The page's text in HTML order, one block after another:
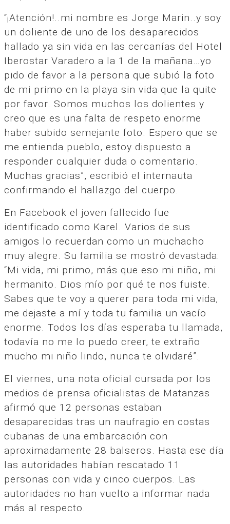
“¡Atención!..mi nombre es Jorge Marin..y soy
un doliente de uno de los desaparecidos
hallado ya sin vida en las cercanías del Hotel
Iberostar Varadero a la 1 de la mañana…yo
pido de favor a la persona que subió la foto
de mi primo en la playa sin vida que la quite
por favor. Somos muchos los dolientes y
creo que es una falta de respeto enorme
haber subido semejante foto. Espero que se
me entienda pueblo, estoy dispuesto a
responder cualquier duda o comentario.
Muchas gracias”, escribió el internauta
confirmando el hallazgo del cuerpo.
En Facebook el joven fallecido fue
identificado como Karel. Varios de sus
amigos lo recuerdan como un muchacho
muy alegre. Su familia se mostró devastada:
“Mi vida, mi primo, más que eso mi niño, mi
hermanito. Dios mío por qué te nos fuiste.
Sabes que te voy a querer para toda mi vida,
me dejaste a mí y toda tu familia un vacío
enorme. Todos los días esperaba tu llamada,
todavía no me lo puedo creer, te extraño
mucho mi niño lindo, nunca te olvidaré”.
El viernes, una nota oficial cursada por los
medios de prensa oficialistas de Matanzas
afirmó que 12 personas estaban
desaparecidas tras un naufragio en costas
cubanas de una embarcación con
aproximadamente 28 balseros. Hasta ese día
las autoridades habían rescatado 11
personas con vida y cinco cuerpos. Las
autoridades no han vuelto a informar nada
más al respecto.